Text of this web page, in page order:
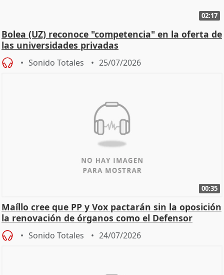
02:17
Bolea (UZ) reconoce "competencia" en la oferta de
las universidades privadas
Sonido Totales 25/07/2026
00:35
Maíllo cree que PP y Vox pactarán sin la oposición
la renovación de órganos como el Defensor
Sonido Totales 24/07/2026